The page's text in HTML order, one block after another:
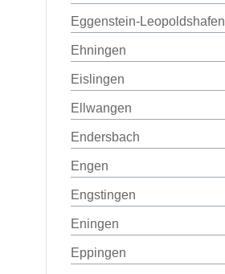
Eggenstein-Leopoldshafen
Ehningen
Eislingen
Ellwangen
Endersbach
Engen
Engstingen
Eningen
Eppingen